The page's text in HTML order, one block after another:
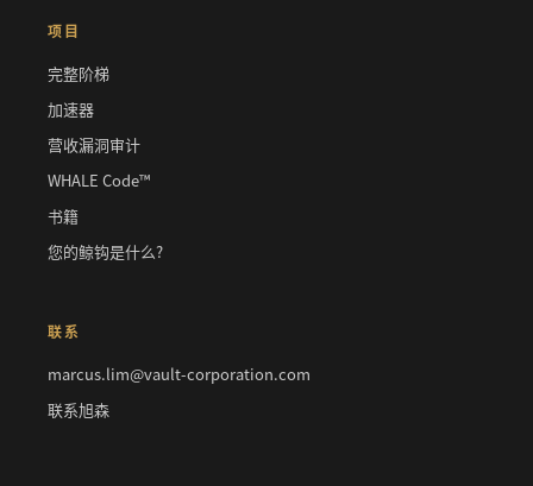
项目
完整阶梯
加速器
营收漏洞审计
WHALE Code™
书籍
您的鲸钩是什么?
联系
marcus.lim@vault-corporation.com
联系旭森